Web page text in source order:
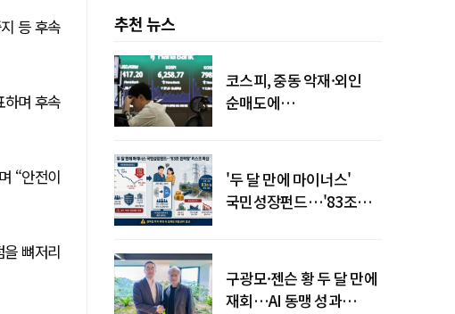
등 후속
하며 후속
“안전이
뼈저리
추천 뉴스
코스피, 중동 악재·외인
순매도에
'두 달 만에 마이너스'
국민성장펀드…'83조
구광모·젠슨 황 두 달 만에
재회…AI 동맹 성과